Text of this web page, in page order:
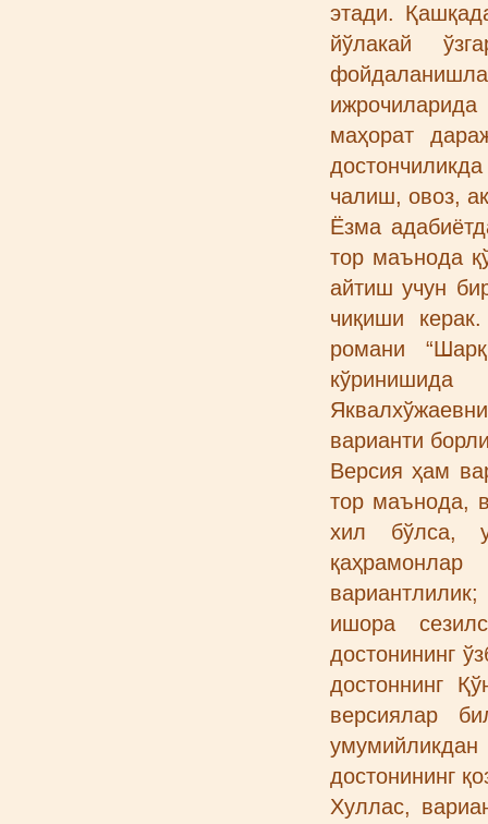
этади.
йўлакай
маҳорат
чалиш, овоз,
Ёзма
тор маънода
айтиш учун
чиқиши
романи
варианти
Версия ҳам
тор маънода,
хил бўлса,
ишора
достонининг
достоннинг
версиялар
достонининг
Хуллас,